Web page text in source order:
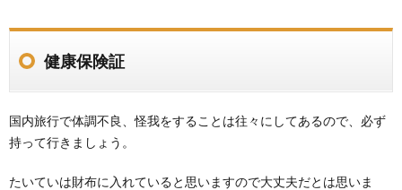
健康保険証
国内旅行で体調不良、怪我をすることは往々にしてあるので、必ず
持って行きましょう。
たいていは財布に入れていると思いますので大丈夫だとは思いま